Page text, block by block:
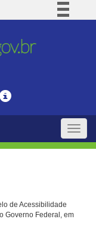
BR
Legislação
Toggle
de Acessibilidade
Governo Federal, em